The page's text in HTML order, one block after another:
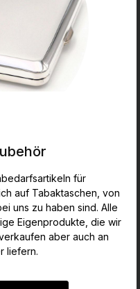
für
auf Tabaktaschen, von
uns zu haben sind. Alle
Eigenprodukte, die wir
aber auch an
liefern.